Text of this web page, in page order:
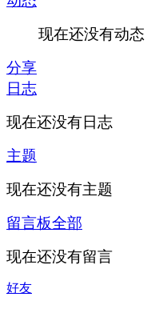
现在还没有动态
分享
日志
现在还没有日志
主题
现在还没有主题
留言板全部
现在还没有留言
好友